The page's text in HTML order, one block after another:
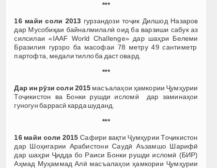
***
16 майи соли 2013 гурзандози тоҷик Дилшод Назаров
дар Мусобиқаи байналмилалӣ оид ба варзиши сабук аз
силсилаи «IAAF World Challenge» дар шаҳри Белеми
Бразилия гурзро ба масофаи 78 метру 49 сантиметр
партофта, медали тилло ба даст овард.
***
Дар ин рӯзи соли 2015 масъалаҳои ҳамкории Ҷумҳурии
Тоҷикистон ва Бонки рушди исломӣ дар заминаҳои
гуногун баррасӣ карда шуданд.
***
16 майи соли 2015 Сафири вақти Ҷумҳурии Тоҷикистон
дар Шоҳигарии Арабистони Саудӣ Аъзамшо Шарифӣ
дар шаҳри Ҷидда бо Раиси Бонки рушди исломӣ (БИР)
Аҳмад Муҳаммад Алӣ масъалаҳои ҳамкории Ҷумҳурии